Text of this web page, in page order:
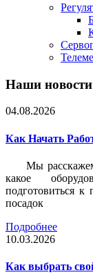
Наши новости
04.08.2026
Как Начать
Мы
какое
подготовиться к
посадок
Подробнее
10.03.2026
Как выбрать